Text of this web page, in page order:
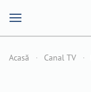
Acasă Canal TV